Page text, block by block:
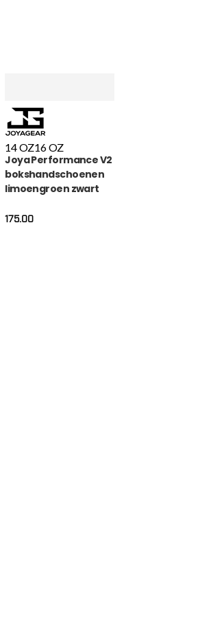
14 OZ16 OZ
Joya Performance V2
bokshandschoenen
limoengroen zwart
175.00